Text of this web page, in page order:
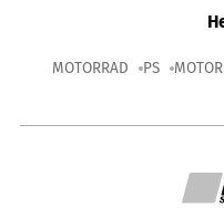
MOTORRAD PS